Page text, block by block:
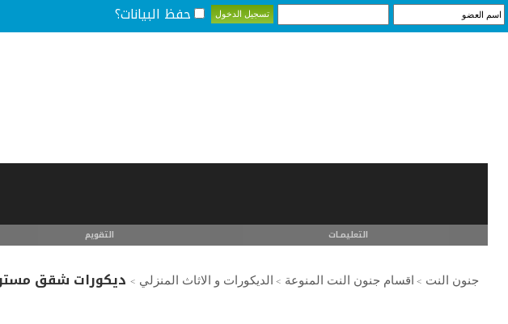
حفظ البيانات؟
التعليمـــات التقويم
جنون النت > اقسام جنون النت المنوعة > الديكورات و الاثاث المنزلي > ديكورات شقق